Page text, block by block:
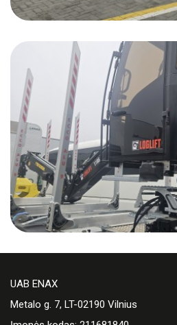
UAB ENAX
Metalo g. 7, LT-02190 Vilnius